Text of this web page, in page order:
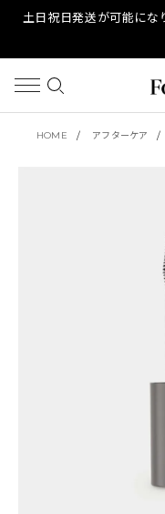
土日祝日発送が可能に
HOME アフターケア